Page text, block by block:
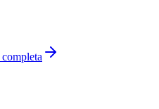
completa